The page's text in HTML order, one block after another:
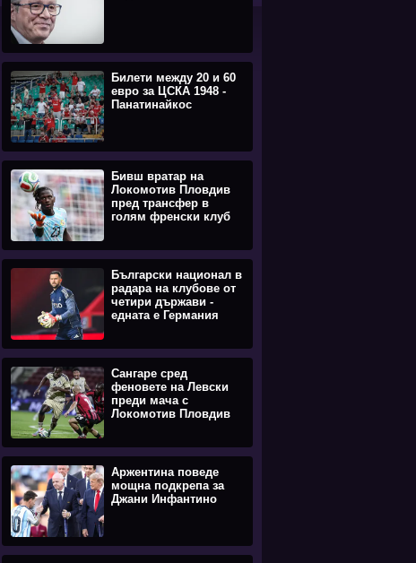
Билети между 20 и 60
евро за ЦСКА 1948 -
Панатинайкос
Бивш вратар на
Локомотив Пловдив
пред трансфер в
голям френски клуб
Български национал в
радара на клубове от
четири държави -
едната е Германия
Сангаре сред
феновете на Левски
преди мача с
Локомотив Пловдив
Аржентина поведе
мощна подкрепа за
Джани Инфантино